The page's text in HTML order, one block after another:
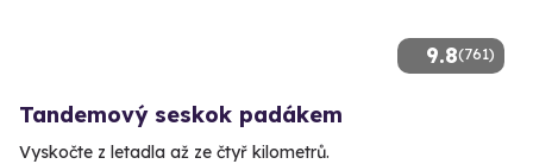
9.8(761)
Tandemový seskok padákem
Vyskočte z letadla až ze čtyř kilometrů.